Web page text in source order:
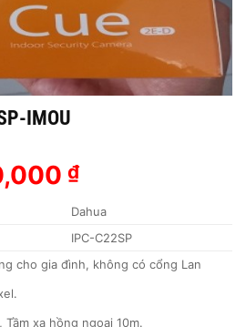
IMOU
₫.
₫Giá
tại
là:
750,000 ₫.
Dahua
IPC-C22SP
cho gia đình, không có cổng Lan
xa hồng ngoại 10m.